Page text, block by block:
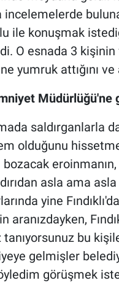
ile konuşmak
O esnada 3 kişinin
attığını ve
saldırganlarla
olduğunu
bozacak
asla ama
yine
bu
gelmişler
görüşmek